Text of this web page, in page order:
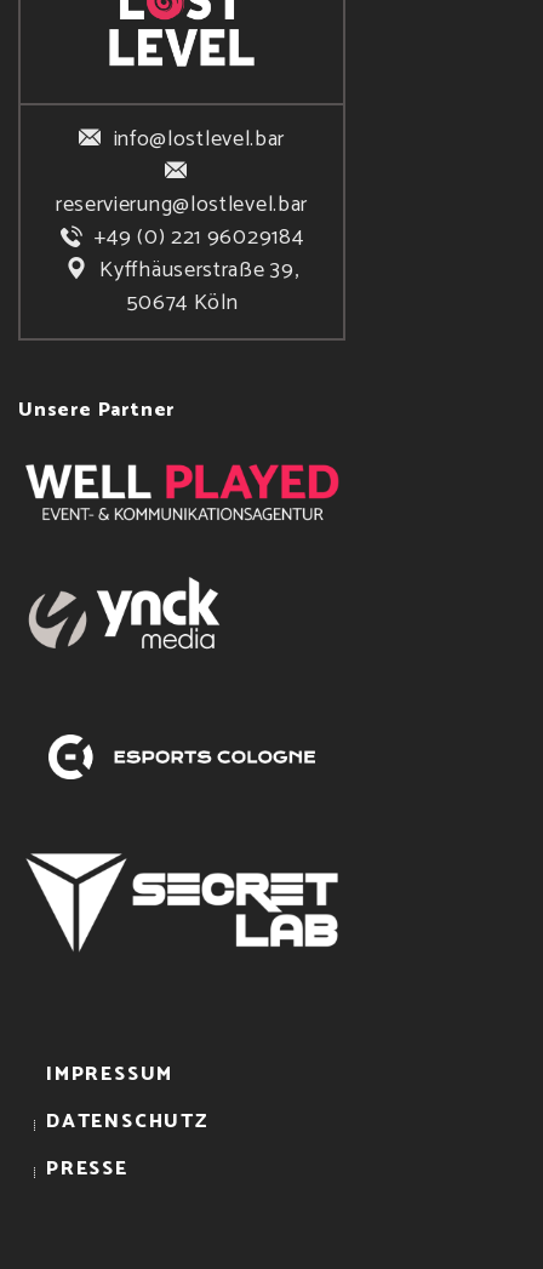
info@lostlevel.bar
reservierung@lostlevel.bar
+49 (0) 221 96029184
Kyffhäuserstraße 39,
50674 Köln
Unsere Partner
IMPRESSUM
DATENSCHUTZ
PRESSE